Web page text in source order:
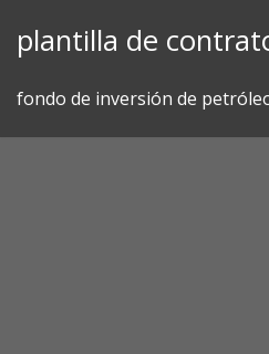
plantilla de
fondo de inversión de